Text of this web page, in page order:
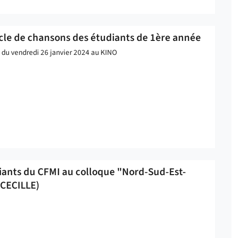
de chansons des étudiants de 1ère année
vendredi 26 janvier 2024 au KINO
du CFMI au colloque "Nord-Sud-Est-